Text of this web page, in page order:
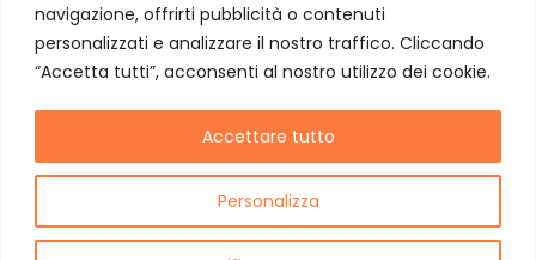
navigazione, offrirti pubblicità o contenuti
personalizzati e analizzare il nostro traffico. Cliccando
“Accetta tutti”, acconsenti al nostro utilizzo dei cookie.
Personalizza
Accettare tutto
Via G. Mazzini 5/C
61033 FERMIGNANO PU
C.F. TCCDNC64A31D541L
Non inviamo spam! Leggi la nostraInformativa